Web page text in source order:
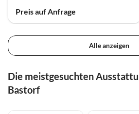
Preis auf Anfrage
Alle anzeigen
Die meistgesuchten
Bastorf